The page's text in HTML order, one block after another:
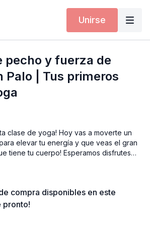
Unirse
pecho y fuerza de
Palo | Tus primeros
clase de yoga! Hoy vas a moverte un
elevar tu energía y que veas el gran
tiene tu cuerpo! Esperamos disfrutes
compra disponibles en este
pronto!